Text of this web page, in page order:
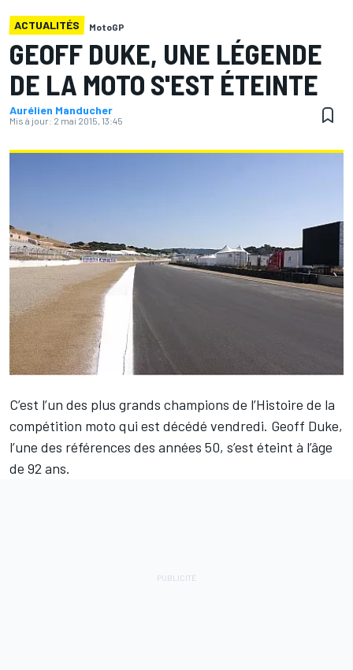
ACTUALITÉS MotoGP
GEOFF DUKE, UNE LÉGENDE
DE LA MOTO S'EST ÉTEINTE
Aurélien Manducher
Mis à jour: 2 mai 2015, 13:45
C’est l’un des plus grands champions de l’Histoire de la
compétition moto qui est décédé vendredi. Geoff Duke,
l’une des références des années 50, s’est éteint à l’âge
de 92 ans.